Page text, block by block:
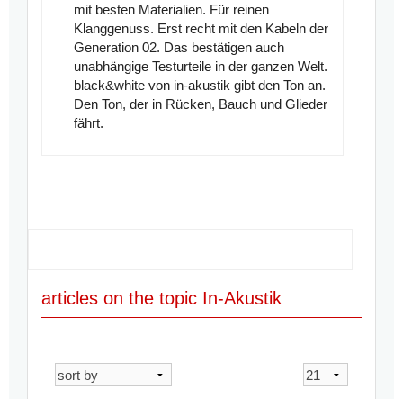
mit besten Materialien. Für reinen
Klanggenuss. Erst recht mit den Kabeln der
Generation 02. Das bestätigen auch
unabhängige Testurteile in der ganzen Welt.
black&white von in-akustik gibt den Ton an.
Den Ton, der in Rücken, Bauch und Glieder
fährt.
articles on the topic In-Akustik